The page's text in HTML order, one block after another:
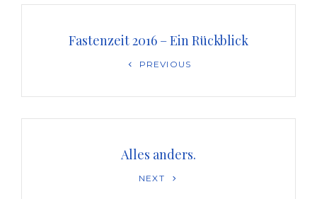
Fastenzeit 2016 – Ein Rückblick
PREVIOUS
Alles anders.
NEXT